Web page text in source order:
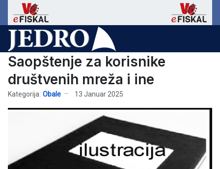
Saopštenje za korisnike
društvenih mreža i ine
Kategorija: Obale 13 Januar 2025